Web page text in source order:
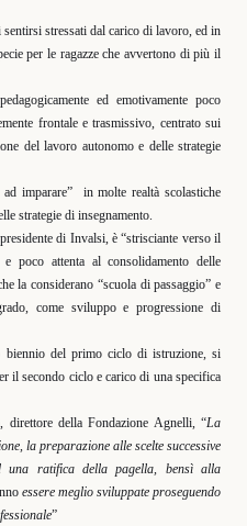
stressati dal carico di lavoro, ed in
per le ragazze che avvertono di più il
ed emotivamente poco
frontale e trasmissivo, centrato sui
del lavoro autonomo e delle strategie
imparare”
in molte realtà scolastiche
strategie di insegnamento.
di Invalsi, è “strisciante verso il
poco attenta al consolidamento delle
la considerano “scuola di passaggio” e
come sviluppo e progressione di
biennio del primo ciclo di istruzione, si
il secondo ciclo e carico di una specifica
, direttore della Fondazione Agnelli, “La
la preparazione alle scelte successive
ratifica della pagella, bensì alla
essere meglio sviluppate proseguendo
”